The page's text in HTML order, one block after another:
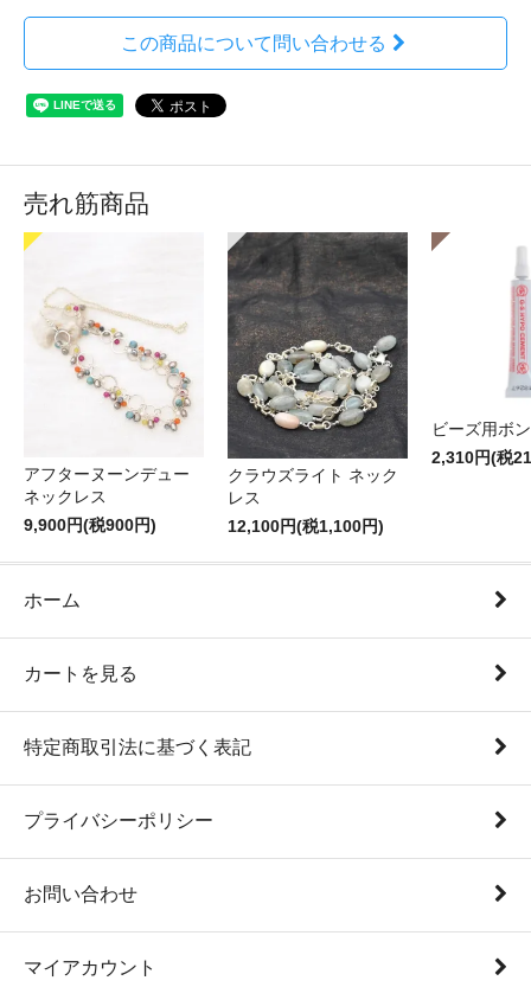
この商品について問い合わせる
売れ筋商品
アフターヌーンデュー
ネックレス
9,900円(税900円)
クラウズライト ネック
レス
12,100円(税1,100円)
ビーズ用ボ
2,310円(税
ホーム
カートを見る
特定商取引法に基づく表記
プライバシーポリシー
お問い合わせ
マイアカウント